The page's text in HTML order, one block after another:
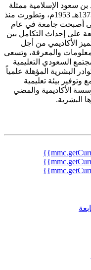
سعود الإسلامية ممثلة
في كلية الشريعة في سنة 1373هـ 1953م، وتطورت منذ
أصبحت جامعة في عام
الجامعة على إحداث التكامل بين
الأكاديمي من أجل
والمعرفة، وتسعى
السعودي التعليمية
البشرية المؤهلة علمياً
وتوفير بيئة تعليمية
الأكاديمية والمضي
البشرية.